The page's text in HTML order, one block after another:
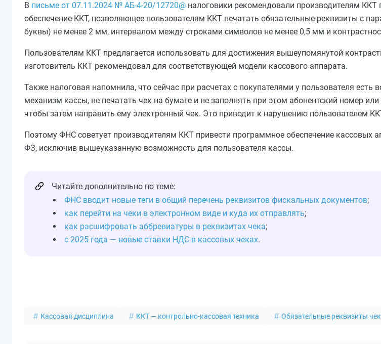
В письме от 07.11.2024 № АБ-4-20/12720@ налоговики рекомендовали производителям ККТ
обеспечение ККТ, позволяющее пользователям ККТ печатать обязательные реквизиты с
буквы) не менее 2 мм, интервалом между строками символов не менее 0,5 мм и
Пользователям ККТ предлагается использовать для достижения вышеупомянутой
изготовитель ККТ рекомендовал для соответствующей модели кассового аппарата.
Также налоговая напомнила, что сейчас при расчетах с покупателями у пользователя
механизм кассы, не печатать чек на бумаге и не заполнять при этом абонентский номер
чтобы затем направить ему электронный чек. Это приводит к нарушению пользователем
Поэтому ФНС советует производителям ККТ привести программное обеспечение кассовых
ФЗ, исключив вышеуказанную возможность для пользователя кассы.
Читайте дополнительно по теме:
ФНС вводит новые теги в общий перечень реквизитов фискальных документов;
как перейти на чеки в электронном виде и куда их отправлять;
как расшифровать аббревиатуры в реквизитах чека;
с 2025 года — новые ставки НДС в кассовых чеках.
Кассовая дисциплина ККТ — контрольно-кассовая техника Обязательные реквизиты